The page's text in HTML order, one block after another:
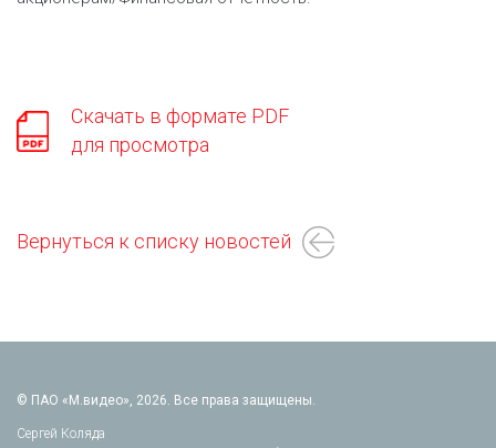
Скачать в формате PDF
для просмотра
Вернуться к списку новостей
© ПАО «М.видео», 2026. Все права защищены.
Сергей Коляда